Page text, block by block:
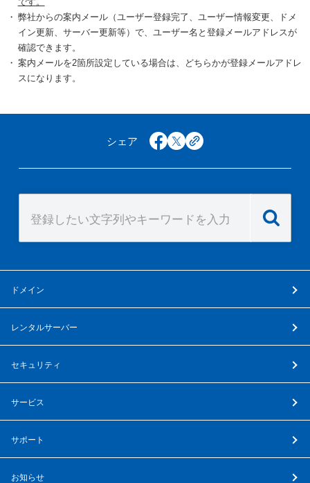
弊社からの案内メール（ユーザー登録完了、ユーザー情報変更、ドメ
イン更新、サーバー更新等）で、ユーザー名と登録メールアドレスが
確認できます。
案内メールを2箇所設定している場合は、どちらかが登録メールアドレ
スになります。
シェア facebook
x copy
ドメイン
レンタルサーバー
セキュリティ
サービス
サポート
お知らせ